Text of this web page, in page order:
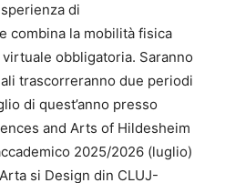
di
combina la mobilità fisica
obbligatoria. Saranno
trascorreranno due periodi
di quest’anno presso
and Arts of Hildesheim
2025/2026 (luglio)
si Design din CLUJ-